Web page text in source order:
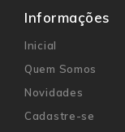
Informações
Inicial
Quem Somos
Novidades
Cadastre-se